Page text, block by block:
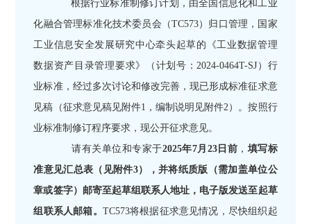
根据行业标准制修订计划，由全国信息化和工业
化融合管理标准化技术委员会（TC573）归口管理，国家
工业信息安全发展研究中心牵头起草的《工业数据管理
数据资产目录管理要求》（计划号：2024-0464T-SJ）行
业标准，经过多次讨论和修改完善，现已形成标准征求意
见稿（征求意见稿见附件1，编制说明见附件2）。按照行
业标准制修订程序要求，现公开征求意见。
请有关单位和专家于2025年7月23日前 ， 填写标
准意见汇总表（见附件3），并将纸质版（需加盖单位公
章或签字）邮寄至起草组联系人地址，电子版发送至起草
组联系人邮箱。 TC573将根据征求意见情况，尽快组织起